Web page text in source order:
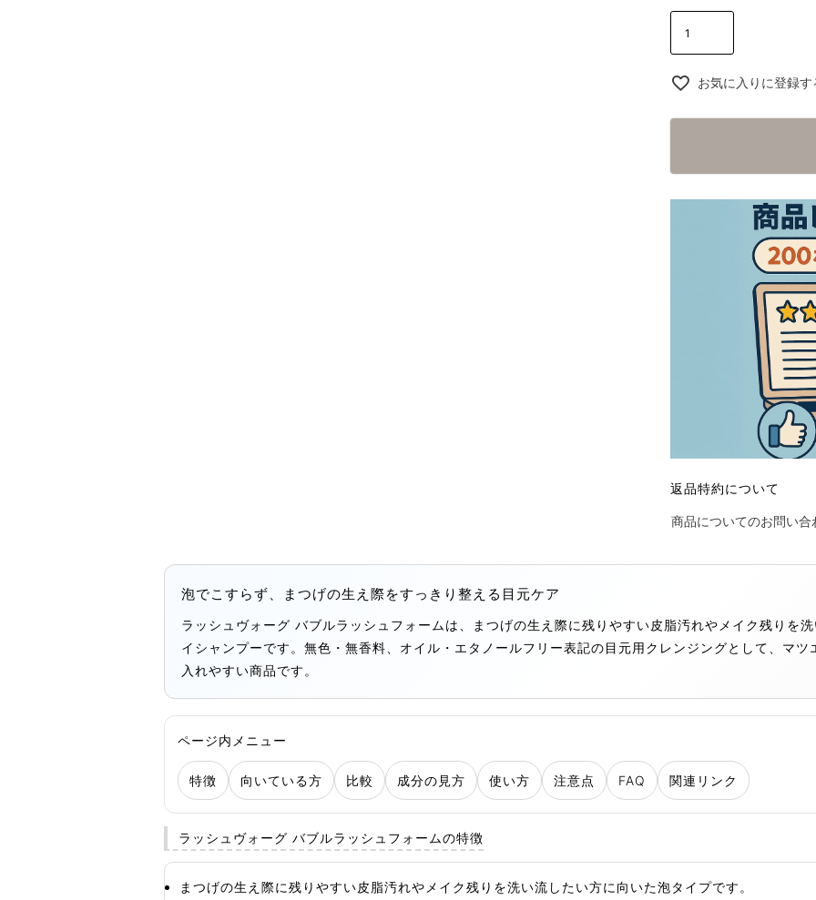
お気に入りに登録す
返品特約について
商品についてのお問い合
泡でこすらず、まつげの生え際をすっきり整える目元ケア
ラッシュヴォーグ バブルラッシュフォームは、まつげの生え際に残りやすい皮脂汚れやメイク残りを
イシャンプーです。無色・無香料、オイル・エタノールフリー表記の目元用クレンジングとして、マツ
入れやすい商品です。
ページ内メニュー
特徴 向いている方 比較 成分の見方 使い方 注意点 FAQ 関連リンク
ラッシュヴォーグ バブルラッシュフォームの特徴
まつげの生え際に残りやすい皮脂汚れやメイク残りを洗い流したい方に向いた泡タイプです。